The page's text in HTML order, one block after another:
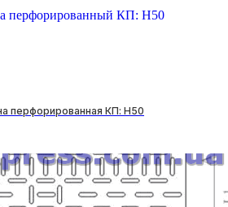
перфорированная КП: H50